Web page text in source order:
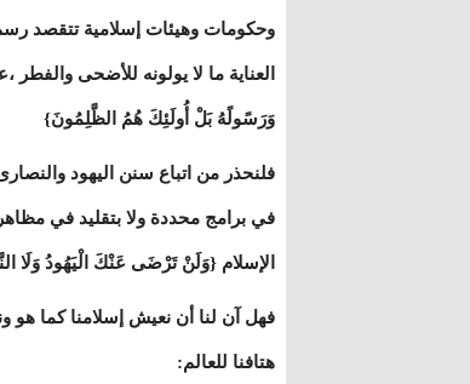
وحكومات وهيئات إسلامية تتقصد رسم
العناية ما لا يولونه للأضحى
وَرَسًولًهُ بَلْ أُولَئِكَ هُمُ الظَّلِمُونَ}
فلنحذر من اتباع سنن اليهود
في برامج محددة ولا بتقليد في
الإسلام {وَلَنْ تَرْضَى عَنْكَ الْيَهُودُ وَلَا
فهل آن لنا أن نعيش إسلامنا كما هو
هتافنا للعالم: